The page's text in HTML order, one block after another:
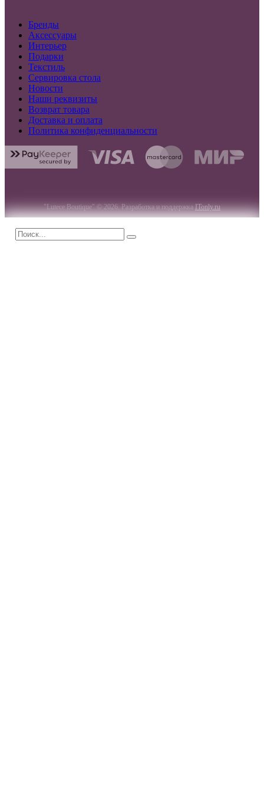
Бренды
Аксессуары
Интерьер
Подарки
Текстиль
Сервировка стола
Новости
Наши реквизиты
Возврат товара
Доставка и оплата
Политика конфиденциальности
"Lutece Boutique" © 2026. Разработка и поддержкаITonly.ru